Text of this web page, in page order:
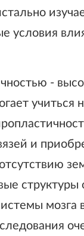
условия
-
учиться
и
мозга